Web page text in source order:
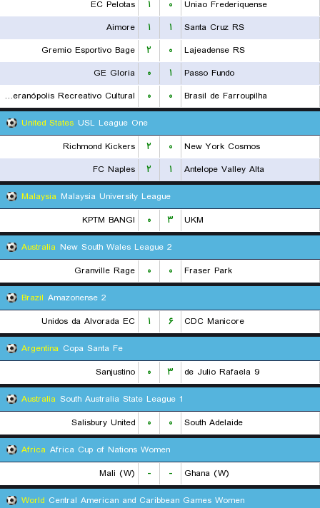
EC Pelotas
۱ ۰
Uniao Frederiquense
Aimore
۱ ۱
Santa Cruz RS
Gremio Esportivo Bage
۲ ۰
Lajeadense RS
GE Gloria
۰ ۱
Passo Fundo
EC Veranópolis Recreativo Cultural
۰ ۰
Brasil de Farroupilha
United States USL League One
Richmond Kickers
۲ ۰
New York Cosmos
FC Naples
۲ ۱
Antelope Valley Alta
Malaysia Malaysia University League
KPTM BANGI
۰ ۳
UKM
Australia New South Wales League 2
Granville Rage
۰ ۰
Fraser Park
Brazil Amazonense 2
Unidos da Alvorada EC
۱ ۶
CDC Manicore
Argentina Copa Santa Fe
Sanjustino
۰ ۳
9 de Julio Rafaela
Australia South Australia State League 1
Salisbury United
۰ ۰
South Adelaide
Africa Africa Cup of Nations Women
Mali (W)
- -
Ghana (W)
World Central American and Caribbean Games Women